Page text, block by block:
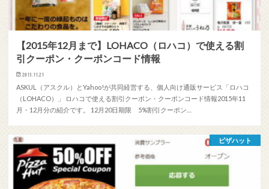
【2015年12月まで】LOHACO（ロハコ）で使える割
引クーポン・クーポンコード情報
2015.11.21
ASKUL（アスクル）とYahoo!が共同経営する、個人向け通販サービス「ロハコ
（LOHACO）」 ロハコで使える割引クーポン・クーポンコード情報2015年11
月・12月分の紹介です。 12月20日期限 5%割引クーポン…
ピザハット